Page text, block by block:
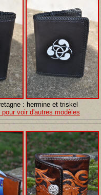
: hermine et triskel
voir d'autres modèles